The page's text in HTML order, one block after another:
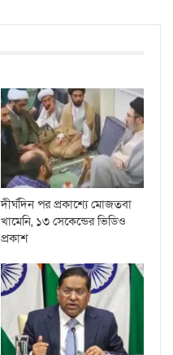
দীর্ঘদিন পর প্রকাশ্যে মোজতবা
খামেনি, ১৩ সেকেন্ডের ভিডিও
প্রকাশ